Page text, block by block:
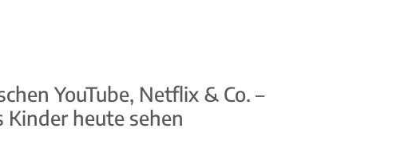
YouTube, Netflix & Co. –
Kinder heute sehen